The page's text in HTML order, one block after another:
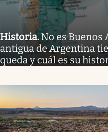
Historia. No es Buenos
antigua de Argentina
queda y cuál es su